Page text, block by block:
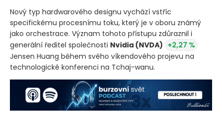
Nový typ hardwarového designu vychází vstříc
specifickému procesnímu toku, který je v oboru známý
jako orchestrace. Význam tohoto přístupu zdůraznil i
generální ředitel společnosti Nvidia (NVDA) +2,27 %
Jensen Huang během svého víkendového projevu na
technologické konferenci na Tchaj-wanu.